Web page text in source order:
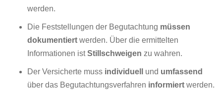
werden.
Die Feststellungen der Begutachtung müssen
dokumentiert werden. Über die ermittelten
Informationen istStillschweigen zu wahren.
Der Versicherte muss individuell und umfassend
über das Begutachtungsverfahren informiert werden.